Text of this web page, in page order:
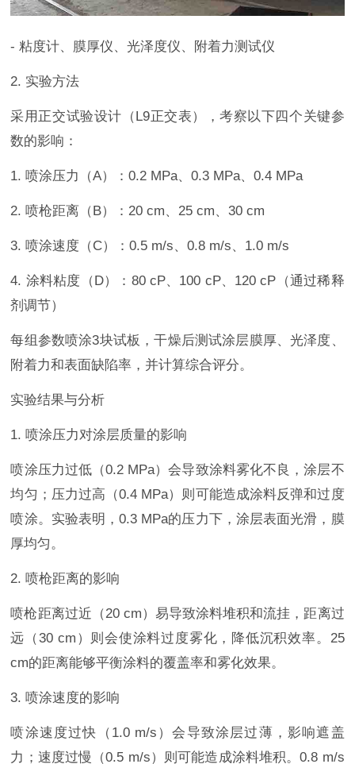
- 粘度计、膜厚仪、光泽度仪、附着力测试仪
2. 实验方法
采用正交试验设计（L9正交表），考察以下四个关键参
数的影响：
1. 喷涂压力（A）：0.2 MPa、0.3 MPa、0.4 MPa
2. 喷枪距离（B）：20 cm、25 cm、30 cm
3. 喷涂速度（C）：0.5 m/s、0.8 m/s、1.0 m/s
4. 涂料粘度（D）：80 cP、100 cP、120 cP（通过稀释
剂调节）
每组参数喷涂3块试板，干燥后测试涂层膜厚、光泽度、
附着力和表面缺陷率，并计算综合评分。
实验结果与分析
1. 喷涂压力对涂层质量的影响
喷涂压力过低（0.2 MPa）会导致涂料雾化不良，涂层不
均匀；压力过高（0.4 MPa）则可能造成涂料反弹和过度
喷涂。实验表明，0.3 MPa的压力下，涂层表面光滑，膜
厚均匀。
2. 喷枪距离的影响
喷枪距离过近（20 cm）易导致涂料堆积和流挂，距离过
远（30 cm）则会使涂料过度雾化，降低沉积效率。25
cm的距离能够平衡涂料的覆盖率和雾化效果。
3. 喷涂速度的影响
喷涂速度过快（1.0 m/s）会导致涂层过薄，影响遮盖
力；速度过慢（0.5 m/s）则可能造成涂料堆积。0.8 m/s